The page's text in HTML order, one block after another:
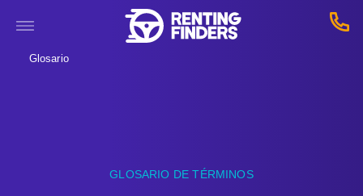
Glosario
GLOSARIO DE TÉRMINOS